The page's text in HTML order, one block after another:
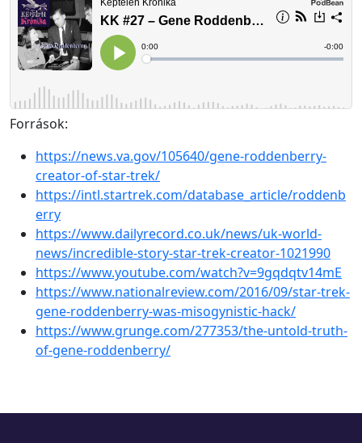
Források:
https://news.va.gov/105640/gene-roddenberry-
creator-of-star-trek/
https://intl.startrek.com/database_article/roddenb
erry
https://www.dailyrecord.co.uk/news/uk-world-
news/incredible-story-star-trek-creator-1021990
https://www.youtube.com/watch?v=9gqdqtv14mE
https://www.nationalreview.com/2016/09/star-trek-
gene-roddenberry-was-misogynistic-hack/
https://www.grunge.com/277353/the-untold-truth-
of-gene-roddenberry/